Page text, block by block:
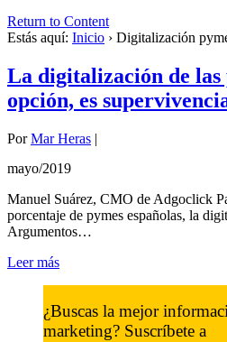
Return to Content
Estás aquí: Inicio › Digitalización
La digitalización de las
opción, es
PorMar Heras |
mayo/2019
Manuel Suárez, CMO de Adgoclick
porcentaje de pymes españolas, la
Argumentos…
Leer más
¿Buscas la mejor
marketing? Suscríbete a